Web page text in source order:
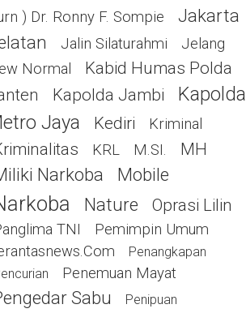
) Dr. Ronny F. Sompie
Jakarta
Jalin Silaturahmi
Jelang
Normal
Kabid Humas Polda
Kapolda Jambi
Kapolda
Jaya
Kediri Kriminal
KRL M.SI. MH
Narkoba Mobile
Nature Oprasi Lilin
TNI
Pemimpin Umum
Penangkapan
Penemuan Mayat
Sabu
Penipuan